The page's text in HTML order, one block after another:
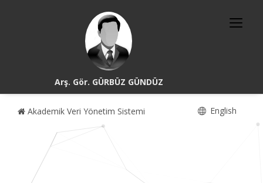
Arş. Gör. GÜRBÜZ GÜNDÜZ
Akademik Veri Yönetim Sistemi English